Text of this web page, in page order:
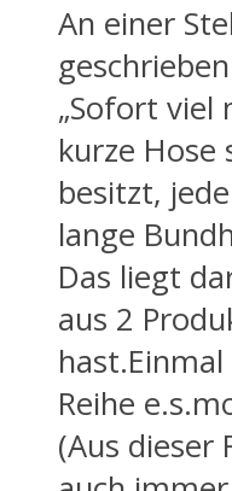
An einer
„Sofort viel
kurze Hose
besitzt,
lange
Das liegt
aus 2
Reihe
(Aus dieser